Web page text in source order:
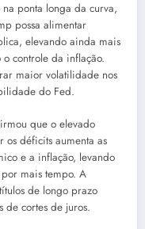
ponta longa da curva,
possa alimentar
elevando ainda mais
controle da inflação.
maior volatilidade nos
do Fed.
que o elevado
déficits aumenta as
e a inflação, levando
mais tempo. A
de longo prazo
de cortes de juros.